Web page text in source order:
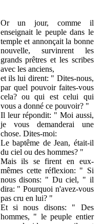
Or un jour, comme il
enseignait le peuple dans le
temple et annonçait la bonne
nouvelle, survinrent les
grands prêtres et les scribes
avec les anciens,
et ils lui dirent: " Dites-nous,
par quel pouvoir faites-vous
cela? ou qui est celui qui
vous a donné ce pouvoir? "
Il leur répondit: " Moi aussi,
je vous demanderai une
chose. Dites-moi:
Le baptême de Jean, était-il
du ciel ou des hommes? "
Mais ils se firent en eux-
mêmes cette réflexion: " Si
nous disons: " Du ciel, " il
dira: " Pourquoi n'avez-vous
pas cru en lui? "
Et si nous disons: " Des
hommes, " le peuple entier